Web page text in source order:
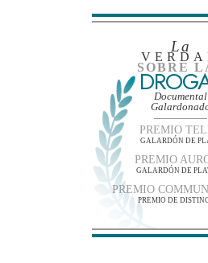
La
SOBRE
Documental
PREMIO
GALARDÓN DE
PREMIO
GALARDÓN DE
PREMIO
PREMIO DE